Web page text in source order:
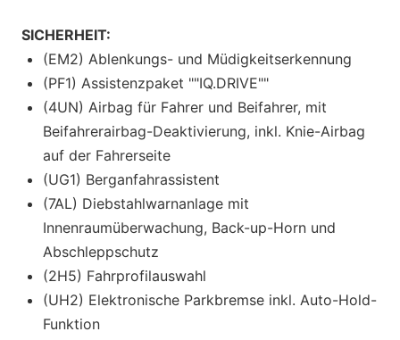
SICHERHEIT:
(EM2) Ablenkungs- und Müdigkeitserkennung
(PF1) Assistenzpaket ""IQ.DRIVE""
(4UN) Airbag für Fahrer und Beifahrer, mit
Beifahrerairbag-Deaktivierung, inkl. Knie-Airbag
auf der Fahrerseite
(UG1) Berganfahrassistent
(7AL) Diebstahlwarnanlage mit
Innenraumüberwachung, Back-up-Horn und
Abschleppschutz
(2H5) Fahrprofilauswahl
(UH2) Elektronische Parkbremse inkl. Auto-Hold-
Funktion